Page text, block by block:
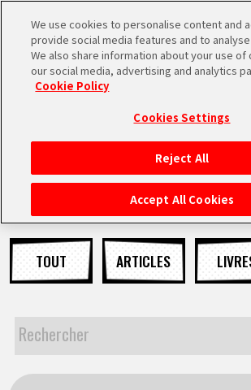
ACCUEIL
NEWS
À NE PAS MANQUER
VIDÉOS
ARTICLES
NEWS
TOUT ARTICLES
We use cookies to personalise content and
provide social media features and to
We also share information about your use of
our social media, advertising and analytics
Cookie Policy
Cookies Settings
Reject All
Accept All Cookies